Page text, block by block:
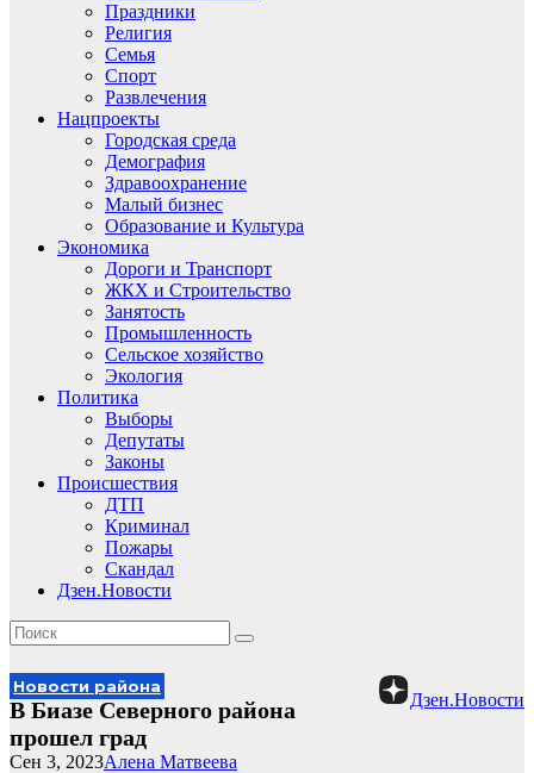
Праздники
Религия
Семья
Спорт
Развлечения
Нацпроекты
Городская среда
Демография
Здравоохранение
Малый бизнес
Образование и Культура
Экономика
Дороги и Транспорт
ЖКХ и Строительство
Занятость
Промышленность
Сельское хозяйство
Экология
Политика
Выборы
Депутаты
Законы
Происшествия
ДТП
Криминал
Пожары
Скандал
Дзен.Новости
Дзен.Новости
Новости района
В Биазе Северного района
прошел град
Алена Матвеева
Сен 3, 2023